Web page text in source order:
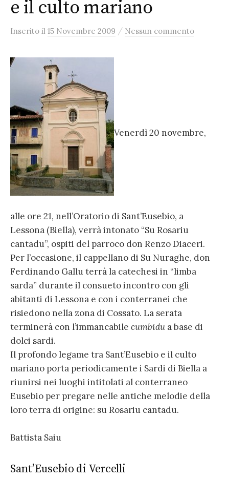
e il culto mariano
Inserito il 15 Novembre 2009 / Nessun commento
Venerdì 20 novembre,
alle ore 21, nell’Oratorio di Sant’Eusebio, a
Lessona (Biella), verrà intonato “Su Rosariu
cantadu”, ospiti del parroco don Renzo Diaceri.
Per l’occasione, il cappellano di Su Nuraghe, don
Ferdinando Gallu terrà la catechesi in “limba
sarda” durante il consueto incontro con gli
abitanti di Lessona e con i conterranei che
risiedono nella zona di Cossato. La serata
terminerà con l’immancabile cumbidu a base di
dolci sardi.
Il profondo legame tra Sant’Eusebio e il culto
mariano porta periodicamente i Sardi di Biella a
riunirsi nei luoghi intitolati al conterraneo
Eusebio per pregare nelle antiche melodie della
loro terra di origine: su Rosariu cantadu.
Battista Saiu
Sant’Eusebio di Vercelli